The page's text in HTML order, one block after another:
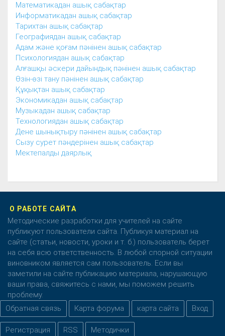
Математикадан ашық сабақтар
Информатикадан ашық сабақтар
Тарихтан ашық сабақтар
Географиядан ашық сабақтар
Адам және қоғам пәнінен ашық сабақтар
Психологиядан ашық сабақтар
Алғашқы әскери дайындық пәнінен ашық сабақтар
Өзін-өзі тану пәнінен ашық сабақтар
Құқықтан ашық сабақтар
Экономикадан ашық сабақтар
Музыкадан ашық сабақтар
Технологиядан ашық сабақтар
Дене шынықтыру пәнінен ашық сабақтар
Сызу сурет пәндерінен ашық сабақтар
Мектепалды даярлық
О РАБОТЕ САЙТА
Методические разработки для учителей на сайте
публикуют пользователи сайта. Публикуя материал на
сайте (статьи, новости, уроки и т. б.) пользователь берет
на себя всю ответственность. В любой спорной ситуации
виновником является сам пользователь. Если вы
заметили на сайте публикацию материала, нарушающую
ваши права, свяжитесь с нами, мы поможем решить
проблему.
Обратная связь
Карта форума карта сайта Вход
Регистрация RSS Методички